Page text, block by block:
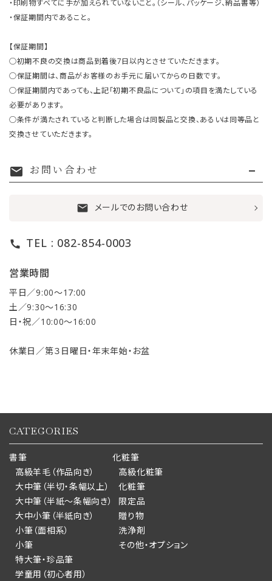
・印刷物すべてに手が加えられていないこと。（シール、パッケージ、納品書等）
・保証期間内であること。
【保証期間】
○初期不良の交換は商品到着後7日以内とさせていただきます。
○保証期間は、商品がお客様のお手元に届いてからの日数です。
○保証期間内であっても、上記「初期不良品について」の項目を満たしている
必要があります。
○条件が満たされていると判断した場合は同製品と交換、あるいは同等品と
交換させていただきます。
mail お問い合わせ
mail メールでのお問い合わせ
call TEL : 082-854-0003
営業時間
平日／9:00〜17:00
土／9:30〜16:30
日・祝／10:00〜16:00
休業日／第３日曜日・年末年始・お盆
CATEGORIES
書筆
高級羊毛（作品向き）
大中筆（半切・条幅以上）
大中筆（半紙～条幅向き）
大中小筆（半紙向き）
小筆（面相系）
小筆
特大筆・珍品筆
学童用（初心者用）
化粧筆
高級化粧筆
化粧筆
限定品
贈り物
洗浄剤
その他・オプション